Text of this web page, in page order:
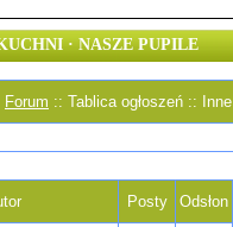
· NASZE PUPILE
Forum :: Tablica ogłoszeń :: Inne
Posty Odsłon